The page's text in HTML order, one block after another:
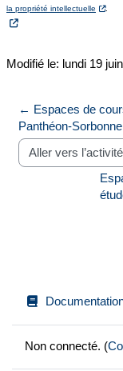
la propriété intellectuelle
.
Modifié le: lundi 19
← Espaces de
Panthéon-
Aller vers l’activité
Non connecté. (